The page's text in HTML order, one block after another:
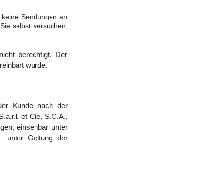
Sendungen an
selbst versuchen,
berechtigt. Der
wurde.
Kunde nach der
et Cie, S.C.A.,
einsehbar unter
unter Geltung der